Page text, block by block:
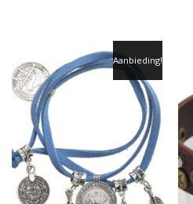
Aanbieding!